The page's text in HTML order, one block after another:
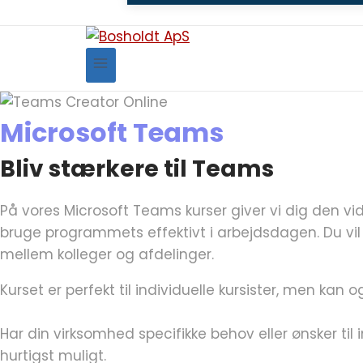
Microsoft Teams
Bliv stærkere til Teams
På vores Microsoft Teams kurser giver vi dig den
bruge programmets effektivt i arbejdsdagen. Du
mellem kolleger og afdelinger.
Kurset er perfekt til individuelle kursister, men kan
Har din virksomhed specifikke behov eller ønsker
hurtigst muligt.